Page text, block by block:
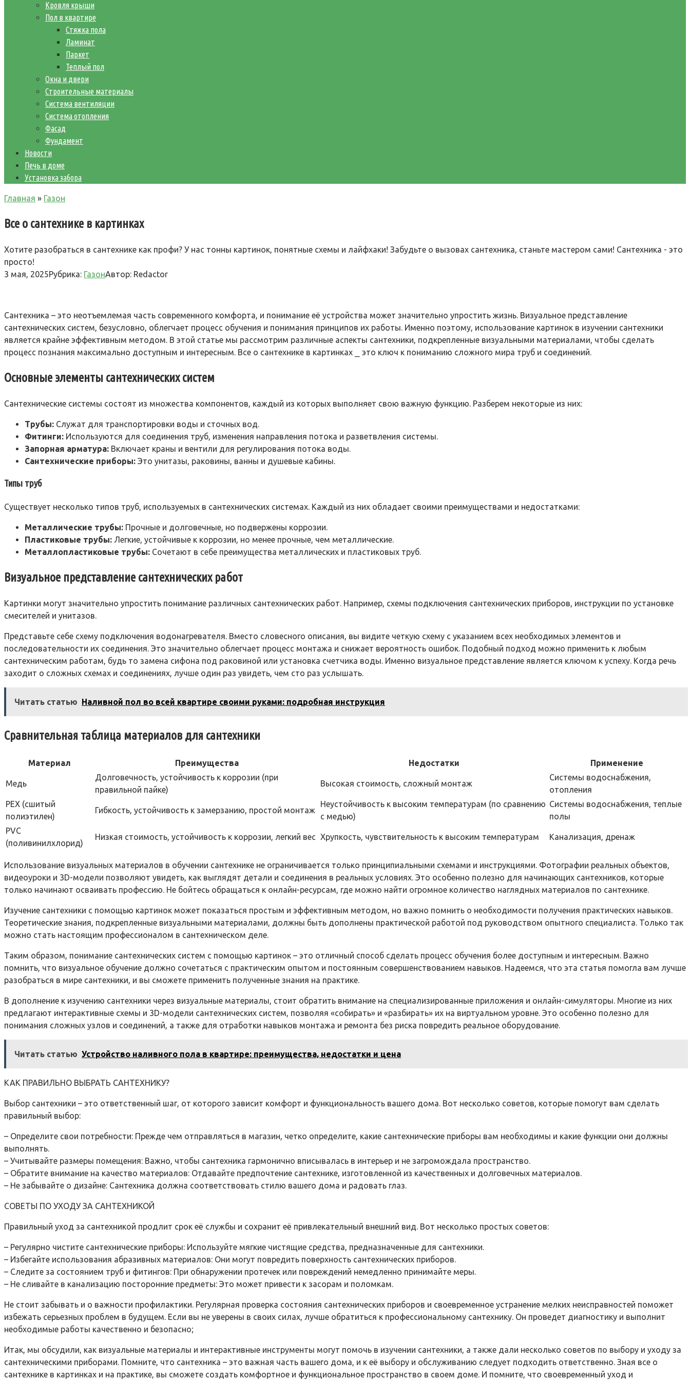
Кровля крыши
Пол в квартире
Стяжка пола
Ламинат
Паркет
Теплый пол
Окна и двери
Строительные материалы
Система вентиляции
Система отопления
Фасад
Фундамент
Новости
Печь в доме
Установка забора
Главная » Газон
Все о сантехнике в картинках
Хотите разобраться в сантехнике как профи? У нас тонны картинок, понятные схемы и лайфхаки! Забудьте о вызовах сантехника, станьте мастером сами! Сантехника - это
просто!
3 мая, 2025Рубрика: ГазонАвтор: Redactor
Сантехника – это неотъемлемая часть современного комфорта, и понимание её устройства может значительно упростить жизнь. Визуальное представление
сантехнических систем, безусловно, облегчает процесс обучения и понимания принципов их работы. Именно поэтому, использование картинок в изучении сантехники
является крайне эффективным методом. В этой статье мы рассмотрим различные аспекты сантехники, подкрепленные визуальными материалами, чтобы сделать
процесс познания максимально доступным и интересным. Все о сантехнике в картинках ⎯ это ключ к пониманию сложного мира труб и соединений.
Основные элементы сантехнических систем
Сантехнические системы состоят из множества компонентов, каждый из которых выполняет свою важную функцию. Разберем некоторые из них:
Трубы: Служат для транспортировки воды и сточных вод.
Фитинги: Используются для соединения труб, изменения направления потока и разветвления системы.
Запорная арматура: Включает краны и вентили для регулирования потока воды.
Сантехнические приборы: Это унитазы, раковины, ванны и душевые кабины.
Типы труб
Существует несколько типов труб, используемых в сантехнических системах. Каждый из них обладает своими преимуществами и недостатками:
Металлические трубы: Прочные и долговечные, но подвержены коррозии.
Пластиковые трубы: Легкие, устойчивые к коррозии, но менее прочные, чем металлические.
Металлопластиковые трубы: Сочетают в себе преимущества металлических и пластиковых труб.
Визуальное представление сантехнических работ
Картинки могут значительно упростить понимание различных сантехнических работ. Например, схемы подключения сантехнических приборов, инструкции по установке
смесителей и унитазов.
Представьте себе схему подключения водонагревателя. Вместо словесного описания, вы видите четкую схему с указанием всех необходимых элементов и
последовательности их соединения. Это значительно облегчает процесс монтажа и снижает вероятность ошибок. Подобный подход можно применить к любым
сантехническим работам, будь то замена сифона под раковиной или установка счетчика воды. Именно визуальное представление является ключом к успеху. Когда речь
заходит о сложных схемах и соединениях, лучше один раз увидеть, чем сто раз услышать.
Читать статью Наливной пол во всей квартире своими руками: подробная инструкция
Сравнительная таблица материалов для сантехники
Материал Преимущества Недостатки Применение
Медь
Долговечность, устойчивость к коррозии (при
правильной пайке)
Высокая стоимость, сложный монтаж
Системы водоснабжения,
отопления
PEX (сшитый
полиэтилен)
Гибкость, устойчивость к замерзанию, простой монтаж
Неустойчивость к высоким температурам (по сравнению
с медью)
Системы водоснабжения, теплые
полы
PVC
(поливинилхлорид)
Низкая стоимость, устойчивость к коррозии, легкий вес Хрупкость, чувствительность к высоким температурам Канализация, дренаж
Использование визуальных материалов в обучении сантехнике не ограничивается только принципиальными схемами и инструкциями. Фотографии реальных объектов,
видеоуроки и 3D-модели позволяют увидеть, как выглядят детали и соединения в реальных условиях. Это особенно полезно для начинающих сантехников, которые
только начинают осваивать профессию. Не бойтесь обращаться к онлайн-ресурсам, где можно найти огромное количество наглядных материалов по сантехнике.
Изучение сантехники с помощью картинок может показаться простым и эффективным методом, но важно помнить о необходимости получения практических навыков.
Теоретические знания, подкрепленные визуальными материалами, должны быть дополнены практической работой под руководством опытного специалиста. Только так
можно стать настоящим профессионалом в сантехническом деле.
Таким образом, понимание сантехнических систем с помощью картинок – это отличный способ сделать процесс обучения более доступным и интересным. Важно
помнить, что визуальное обучение должно сочетаться с практическим опытом и постоянным совершенствованием навыков. Надеемся, что эта статья помогла вам лучше
разобраться в мире сантехники, и вы сможете применить полученные знания на практике.
В дополнение к изучению сантехники через визуальные материалы, стоит обратить внимание на специализированные приложения и онлайн-симуляторы. Многие из них
предлагают интерактивные схемы и 3D-модели сантехнических систем, позволяя «собирать» и «разбирать» их на виртуальном уровне. Это особенно полезно для
понимания сложных узлов и соединений, а также для отработки навыков монтажа и ремонта без риска повредить реальное оборудование.
Читать статью Устройство наливного пола в квартире: преимущества, недостатки и цена
КАК ПРАВИЛЬНО ВЫБРАТЬ САНТЕХНИКУ?
Выбор сантехники – это ответственный шаг, от которого зависит комфорт и функциональность вашего дома. Вот несколько советов, которые помогут вам сделать
правильный выбор:
– Определите свои потребности: Прежде чем отправляться в магазин, четко определите, какие сантехнические приборы вам необходимы и какие функции они должны
выполнять.
– Учитывайте размеры помещения: Важно, чтобы сантехника гармонично вписывалась в интерьер и не загромождала пространство.
– Обратите внимание на качество материалов: Отдавайте предпочтение сантехнике, изготовленной из качественных и долговечных материалов.
– Не забывайте о дизайне: Сантехника должна соответствовать стилю вашего дома и радовать глаз.
СОВЕТЫ ПО УХОДУ ЗА САНТЕХНИКОЙ
Правильный уход за сантехникой продлит срок её службы и сохранит её привлекательный внешний вид. Вот несколько простых советов:
– Регулярно чистите сантехнические приборы: Используйте мягкие чистящие средства, предназначенные для сантехники.
– Избегайте использования абразивных материалов: Они могут повредить поверхность сантехнических приборов.
– Следите за состоянием труб и фитингов: При обнаружении протечек или повреждений немедленно принимайте меры.
– Не сливайте в канализацию посторонние предметы: Это может привести к засорам и поломкам.
Не стоит забывать и о важности профилактики. Регулярная проверка состояния сантехнических приборов и своевременное устранение мелких неисправностей поможет
избежать серьезных проблем в будущем. Если вы не уверены в своих силах, лучше обратиться к профессиональному сантехнику. Он проведет диагностику и выполнит
необходимые работы качественно и безопасно;
Итак, мы обсудили, как визуальные материалы и интерактивные инструменты могут помочь в изучении сантехники, а также дали несколько советов по выбору и уходу за
сантехническими приборами. Помните, что сантехника – это важная часть вашего дома, и к её выбору и обслуживанию следует подходить ответственно. Зная все о
сантехнике в картинках и на практике, вы сможете создать комфортное и функциональное пространство в своем доме. И помните, что своевременный уход и